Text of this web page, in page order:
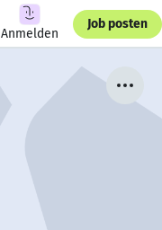
Anmelden
Job posten